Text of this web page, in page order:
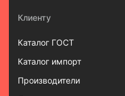
Клиенту
Каталог ГОСТ
Каталог импорт
Производители